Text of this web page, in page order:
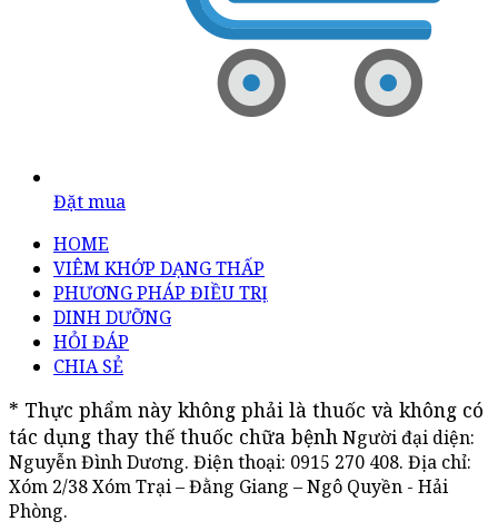
Đặt mua
HOME
VIÊM KHỚP DẠNG THẤP
PHƯƠNG PHÁP ĐIỀU TRỊ
DINH DƯỠNG
HỎI ĐÁP
CHIA SẺ
* Thực phẩm này không phải là thuốc và không có
tác dụng thay thế thuốc chữa bệnhNgười đại diện:
Nguyễn Đình Dương. Điện thoại: 0915 270 408. Địa chỉ:
Xóm 2/38 Xóm Trại – Đằng Giang – Ngô Quyền - Hải
Phòng.